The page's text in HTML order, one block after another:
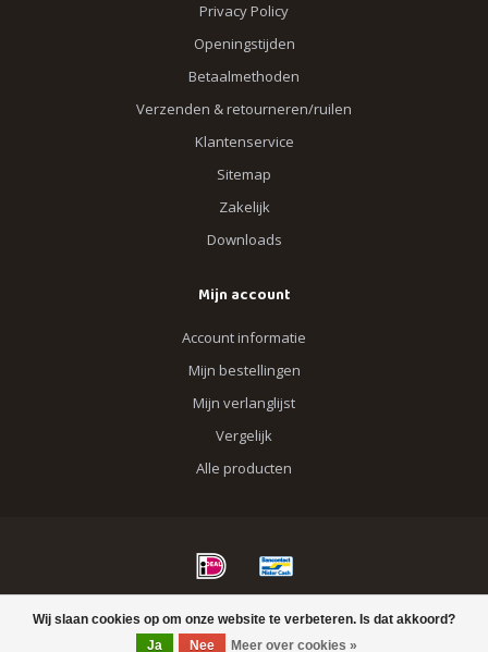
Wij slaan cookies op om onze website te verbeteren. Is dat akkoord?
Ja
Nee Meer over cookies »
Privacy Policy
Openingstijden
Betaalmethoden
Verzenden & retourneren/ruilen
Klantenservice
Sitemap
Zakelijk
Downloads
Mijn account
Account informatie
Mijn bestellingen
Mijn verlanglijst
Vergelijk
Alle producten
© Copyright 2026 Blik op Hout